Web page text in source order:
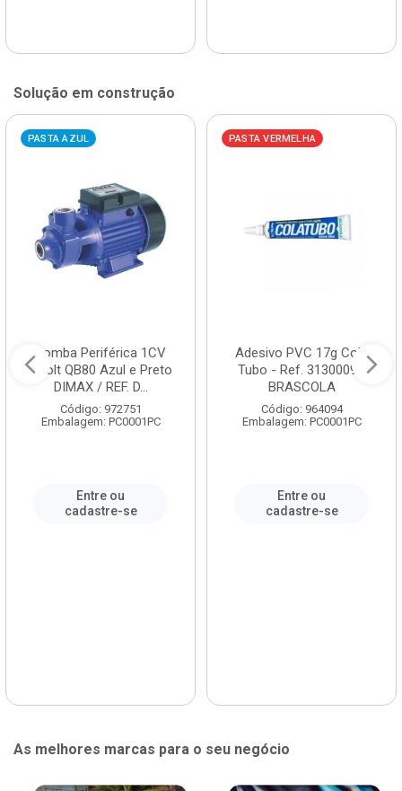
Solução em construção
PASTA AZUL
Bomba Periférica 1CV
Bivolt QB80 Azul e Preto
DIMAX / REF. D...
Código: 972751
Embalagem: PC0001PC
Entre ou
cadastre-se
PASTA VERMELHA
Adesivo PVC 17g Cola
Tubo - Ref. 3130009 -
BRASCOLA
Código: 964094
Embalagem: PC0001PC
Entre ou
cadastre-se
As melhores marcas para o seu negócio